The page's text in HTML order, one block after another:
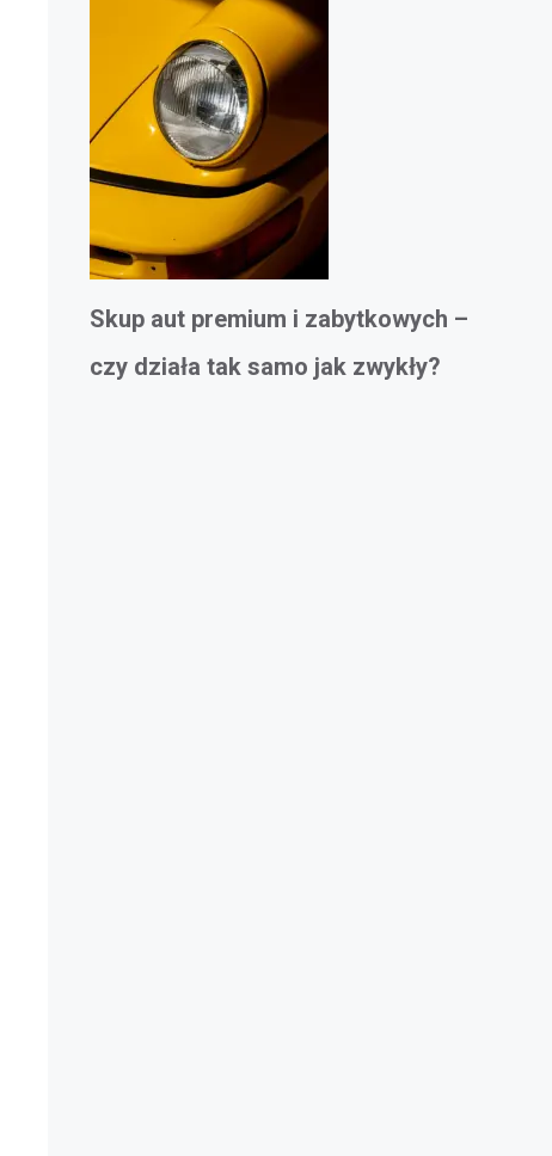
Skup aut premium i zabytkowych –
czy działa tak samo jak zwykły?